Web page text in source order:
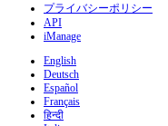
プライバシーポリシー
API
iManage
English
Deutsch
Español
Français
हिन्दी